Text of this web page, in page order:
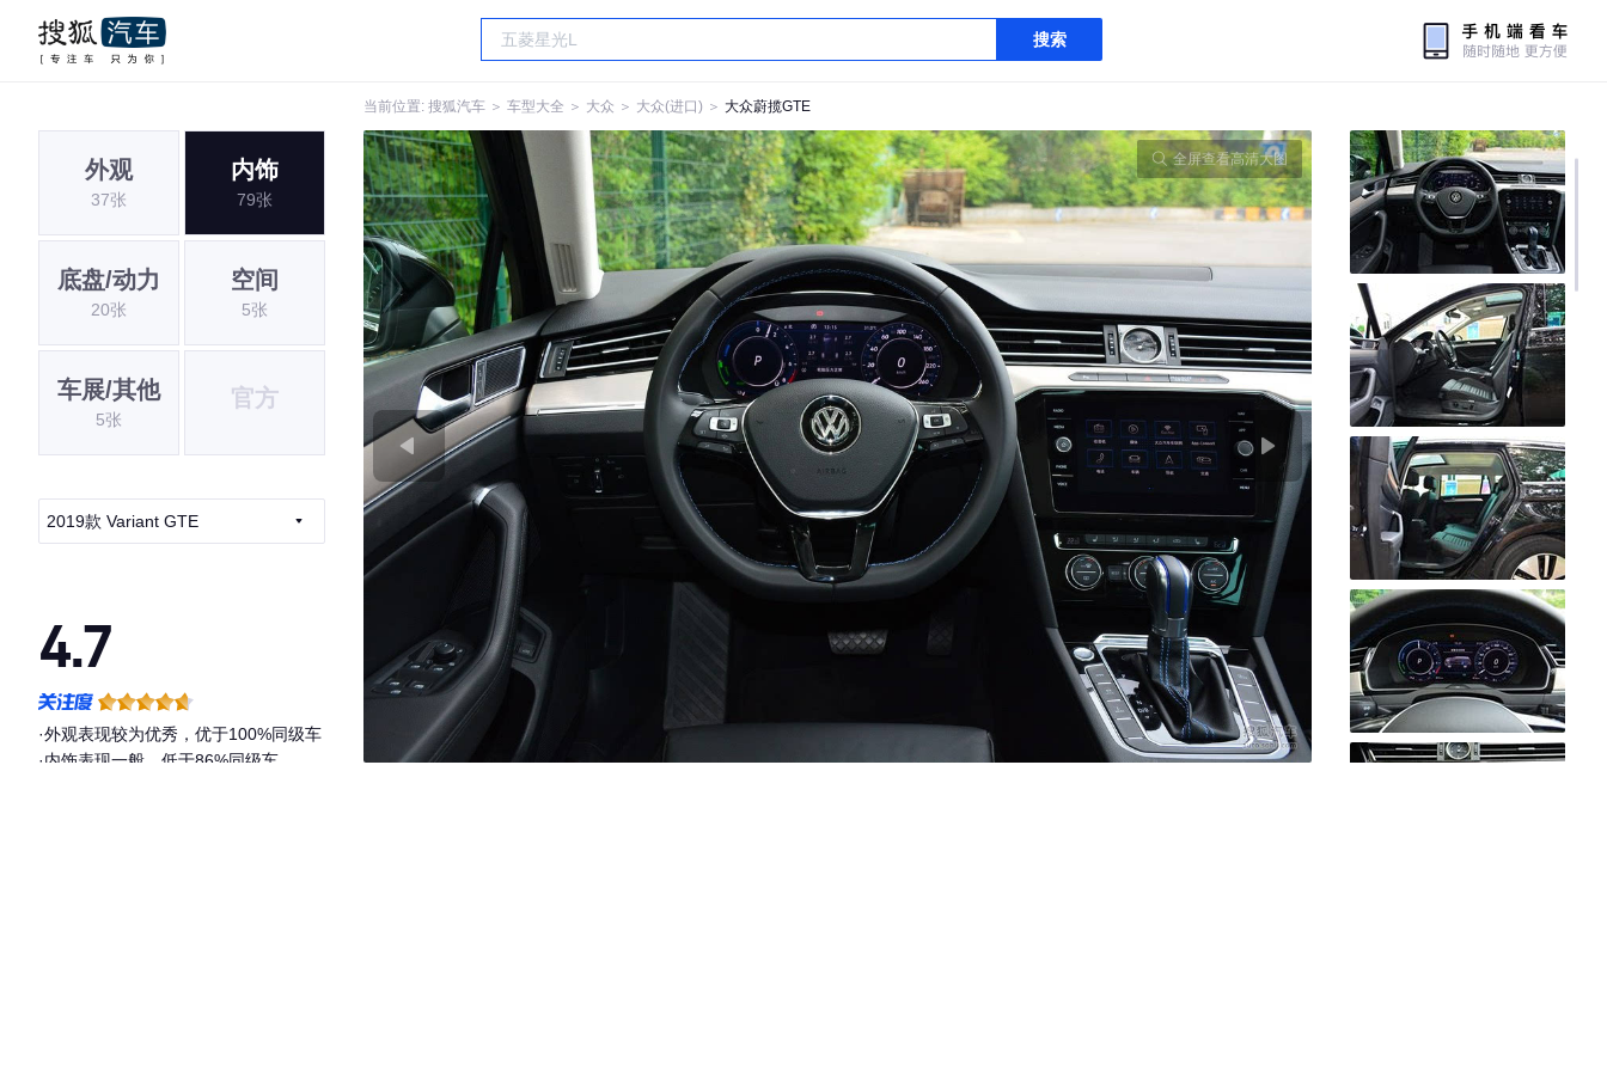
搜索
当前位置: 搜狐汽车 ＞ 车型大全 ＞ 大众 ＞ 大众(进口) ＞ 大众蔚揽GTE
外观
37张
内饰
79张
底盘/动力
20张
空间
5张
车展/其他
5张
官方
2019款 Variant GTE
4.7
·外观表现较为优秀，优于100%同级车
·内饰表现一般，低于86%同级车
全屏查看高清大图